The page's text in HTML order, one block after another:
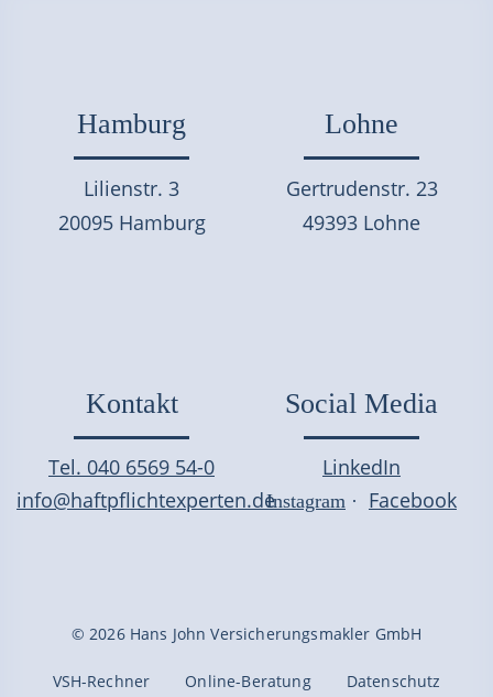
Hamburg
Lilienstr. 3
20095 Hamburg
Lohne
Gertrudenstr. 23
49393 Lohne
Kontakt
Tel. 040 6569 54-0
info@haftpflichtexperten.de
Social Media
LinkedIn
Instagram · Facebook
© 2026 Hans John Versicherungsmakler GmbH
VSH-Rechner Online-Beratung Datenschutz